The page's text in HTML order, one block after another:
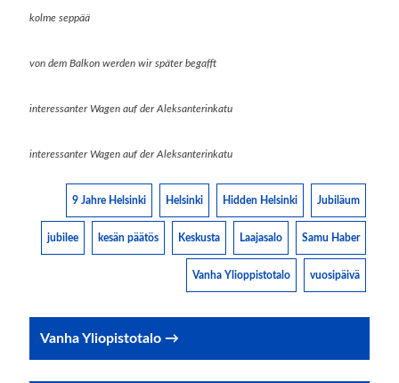
kolme seppää
von dem Balkon werden wir später begafft
interessanter Wagen auf der Aleksanterinkatu
interessanter Wagen auf der Aleksanterinkatu
9 Jahre Helsinki Helsinki Hidden Helsinki Jubiläum
jubilee kesän päätös Keskusta Laajasalo Samu Haber
Vanha Ylioppistotalo vuosipäivä
Post
navigation
Vanha Yliopistotalo →